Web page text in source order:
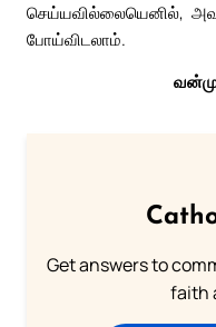
செய்யவில்லையெனில்,
போய்விடலாம்.
Get answers to
faith